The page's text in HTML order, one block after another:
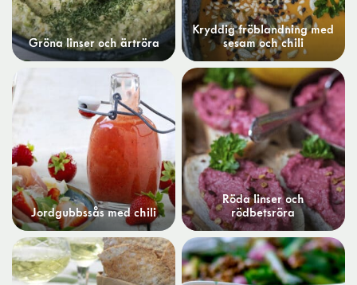
Gröna linser och ärtröra
Kryddig fröblandning med
sesam och chili
Jordgubbssås med chili
Röda linser och
rödbetsröra